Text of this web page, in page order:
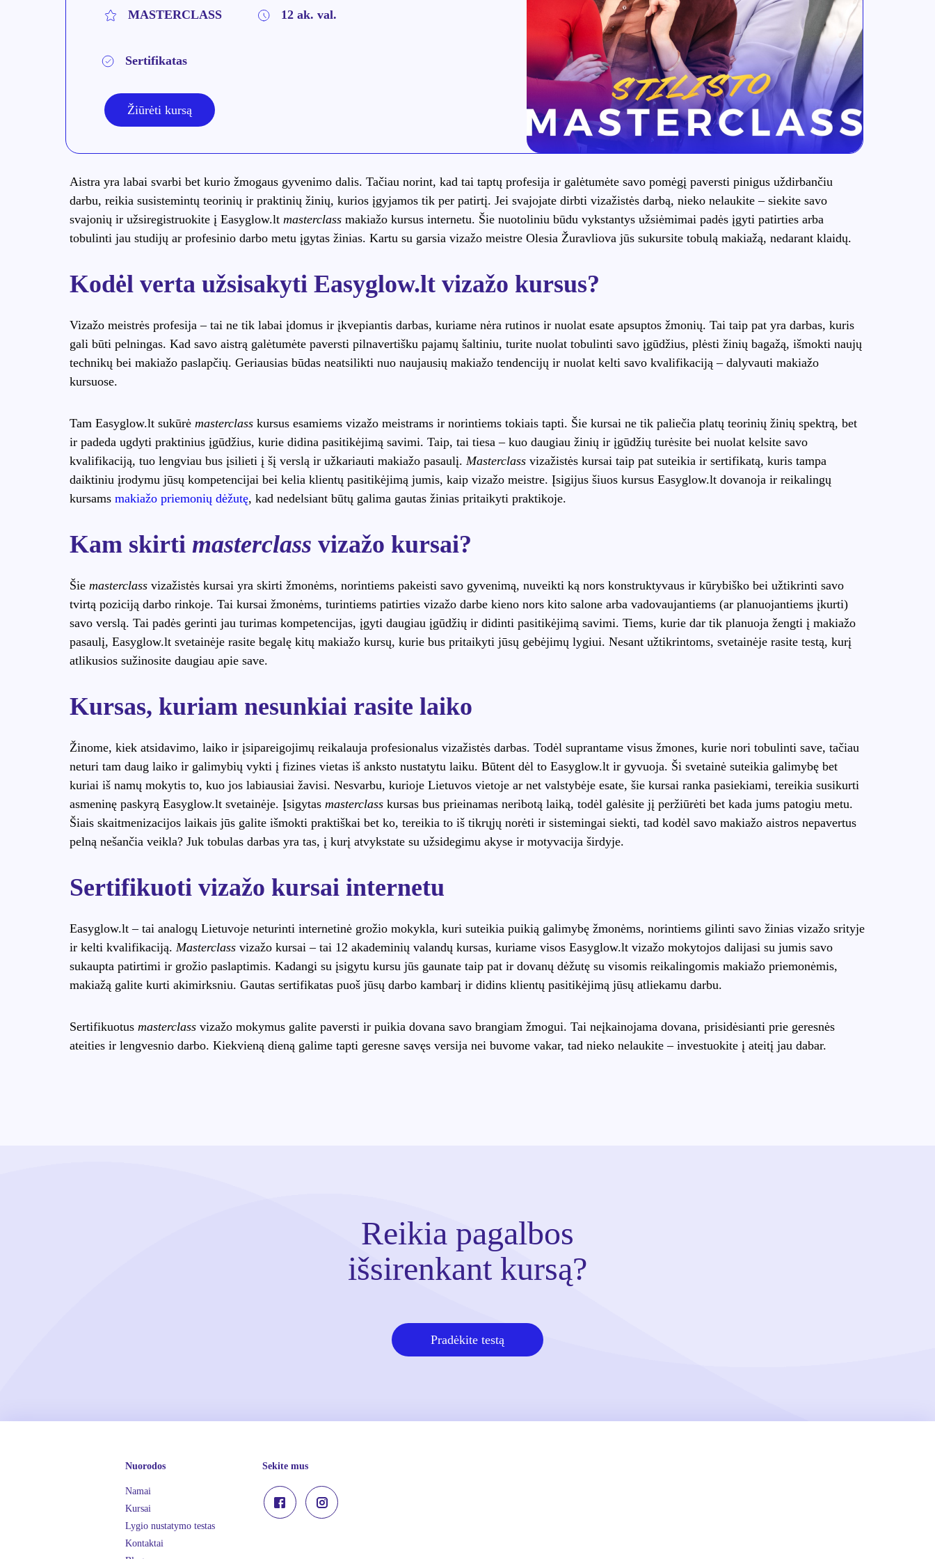
MASTERCLASS 12 ak. val.
Sertifikatas
Žiūrėti kursą
Aistra yra labai svarbi bet kurio žmogaus gyvenimo dalis. Tačiau norint, kad tai taptų profesija ir galėtumėte savo pomėgį paversti pinigus uždirbančiu
darbu, reikia susistemintų teorinių ir praktinių žinių, kurios įgyjamos tik per patirtį. Jei svajojate dirbti vizažistės darbą, nieko nelaukite – siekite savo
svajonių ir užsiregistruokite į Easyglow.lt masterclass makiažo kursus internetu. Šie nuotoliniu būdu vykstantys užsiėmimai padės įgyti patirties arba
tobulinti jau studijų ar profesinio darbo metu įgytas žinias. Kartu su garsia vizažo meistre Olesia Žuravliova jūs sukursite tobulą makiažą, nedarant klaidų.
Kodėl verta užsisakyti Easyglow.lt vizažo kursus?
Vizažo meistrės profesija – tai ne tik labai įdomus ir įkvepiantis darbas, kuriame nėra rutinos ir nuolat esate apsuptos žmonių. Tai taip pat yra darbas, kuris
gali būti pelningas. Kad savo aistrą galėtumėte paversti pilnavertišku pajamų šaltiniu, turite nuolat tobulinti savo įgūdžius, plėsti žinių bagažą, išmokti naujų
technikų bei makiažo paslapčių. Geriausias būdas neatsilikti nuo naujausių makiažo tendencijų ir nuolat kelti savo kvalifikaciją – dalyvauti makiažo
kursuose.
Tam Easyglow.lt sukūrė masterclass kursus esamiems vizažo meistrams ir norintiems tokiais tapti. Šie kursai ne tik paliečia platų teorinių žinių spektrą, bet
ir padeda ugdyti praktinius įgūdžius, kurie didina pasitikėjimą savimi. Taip, tai tiesa – kuo daugiau žinių ir įgūdžių turėsite bei nuolat kelsite savo
kvalifikaciją, tuo lengviau bus įsilieti į šį verslą ir užkariauti makiažo pasaulį. Masterclass vizažistės kursai taip pat suteikia ir sertifikatą, kuris tampa
daiktiniu įrodymu jūsų kompetencijai bei kelia klientų pasitikėjimą jumis, kaip vizažo meistre. Įsigijus šiuos kursus Easyglow.lt dovanoja ir reikalingų
kursams makiažo priemonių dėžutę, kad nedelsiant būtų galima gautas žinias pritaikyti praktikoje.
Kam skirti masterclass vizažo kursai?
Šie masterclass vizažistės kursai yra skirti žmonėms, norintiems pakeisti savo gyvenimą, nuveikti ką nors konstruktyvaus ir kūrybiško bei užtikrinti savo
tvirtą poziciją darbo rinkoje. Tai kursai žmonėms, turintiems patirties vizažo darbe kieno nors kito salone arba vadovaujantiems (ar planuojantiems įkurti)
savo verslą. Tai padės gerinti jau turimas kompetencijas, įgyti daugiau įgūdžių ir didinti pasitikėjimą savimi. Tiems, kurie dar tik planuoja žengti į makiažo
pasaulį, Easyglow.lt svetainėje rasite begalę kitų makiažo kursų, kurie bus pritaikyti jūsų gebėjimų lygiui. Nesant užtikrintoms, svetainėje rasite testą, kurį
atlikusios sužinosite daugiau apie save.
Kursas, kuriam nesunkiai rasite laiko
Žinome, kiek atsidavimo, laiko ir įsipareigojimų reikalauja profesionalus vizažistės darbas. Todėl suprantame visus žmones, kurie nori tobulinti save, tačiau
neturi tam daug laiko ir galimybių vykti į fizines vietas iš anksto nustatytu laiku. Būtent dėl to Easyglow.lt ir gyvuoja. Ši svetainė suteikia galimybę bet
kuriai iš namų mokytis to, kuo jos labiausiai žavisi. Nesvarbu, kurioje Lietuvos vietoje ar net valstybėje esate, šie kursai ranka pasiekiami, tereikia susikurti
asmeninę paskyrą Easyglow.lt svetainėje. Įsigytas masterclass kursas bus prieinamas neribotą laiką, todėl galėsite jį peržiūrėti bet kada jums patogiu metu.
Šiais skaitmenizacijos laikais jūs galite išmokti praktiškai bet ko, tereikia to iš tikrųjų norėti ir sistemingai siekti, tad kodėl savo makiažo aistros nepavertus
pelną nešančia veikla? Juk tobulas darbas yra tas, į kurį atvykstate su užsidegimu akyse ir motyvacija širdyje.
Sertifikuoti vizažo kursai internetu
Easyglow.lt – tai analogų Lietuvoje neturinti internetinė grožio mokykla, kuri suteikia puikią galimybę žmonėms, norintiems gilinti savo žinias vizažo srityje
ir kelti kvalifikaciją. Masterclass vizažo kursai – tai 12 akademinių valandų kursas, kuriame visos Easyglow.lt vizažo mokytojos dalijasi su jumis savo
sukaupta patirtimi ir grožio paslaptimis. Kadangi su įsigytu kursu jūs gaunate taip pat ir dovanų dėžutę su visomis reikalingomis makiažo priemonėmis,
makiažą galite kurti akimirksniu. Gautas sertifikatas puoš jūsų darbo kambarį ir didins klientų pasitikėjimą jūsų atliekamu darbu.
Sertifikuotus masterclass vizažo mokymus galite paversti ir puikia dovana savo brangiam žmogui. Tai neįkainojama dovana, prisidėsianti prie geresnės
ateities ir lengvesnio darbo. Kiekvieną dieną galime tapti geresne savęs versija nei buvome vakar, tad nieko nelaukite – investuokite į ateitį jau dabar.
Reikia pagalbos
išsirenkant kursą?
Pradėkite testą
Nuorodos
Namai
Kursai
Lygio nustatymo testas
Kontaktai
Sekite mus